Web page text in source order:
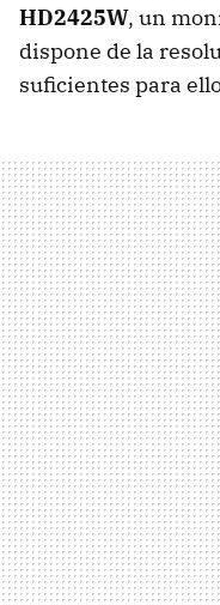
HD2425W, un
dispone de la
suficientes para